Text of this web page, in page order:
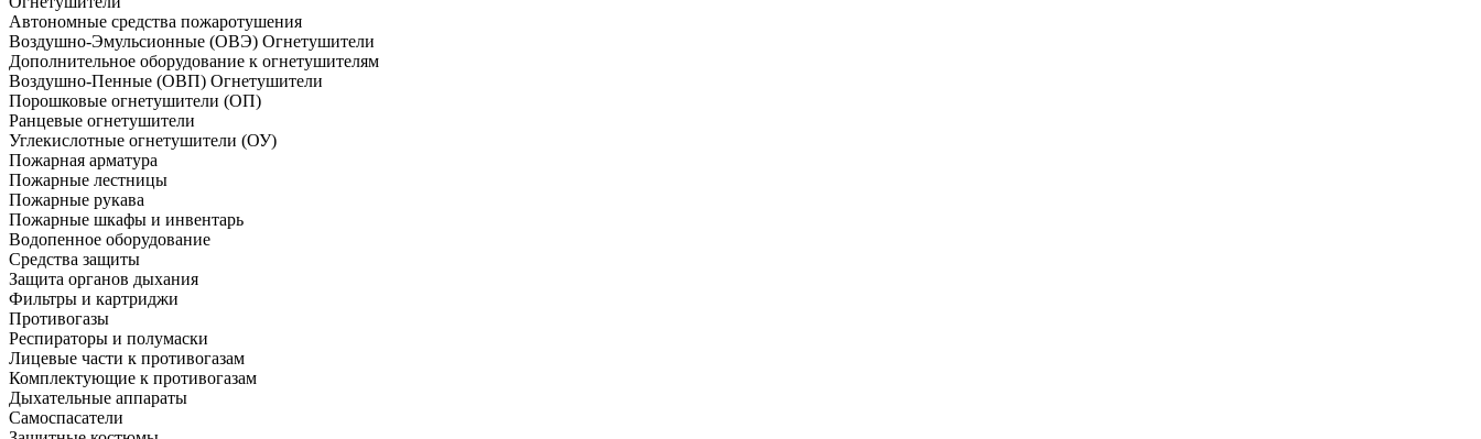
Автономные средства пожаротушения
Воздушно-Эмульсионные (ОВЭ) Огнетушители
Дополнительное оборудование к огнетушителям
Воздушно-Пенные (ОВП) Огнетушители
Порошковые огнетушители (ОП)
Ранцевые огнетушители
Углекислотные огнетушители (ОУ)
Пожарная арматура
Пожарные лестницы
Пожарные рукава
Пожарные шкафы и инвентарь
Водопенное оборудование
Средства защиты
Защита органов дыхания
Фильтры и картриджи
Противогазы
Респираторы и полумаски
Лицевые части к противогазам
Комплектующие к противогазам
Дыхательные аппараты
Самоспасатели